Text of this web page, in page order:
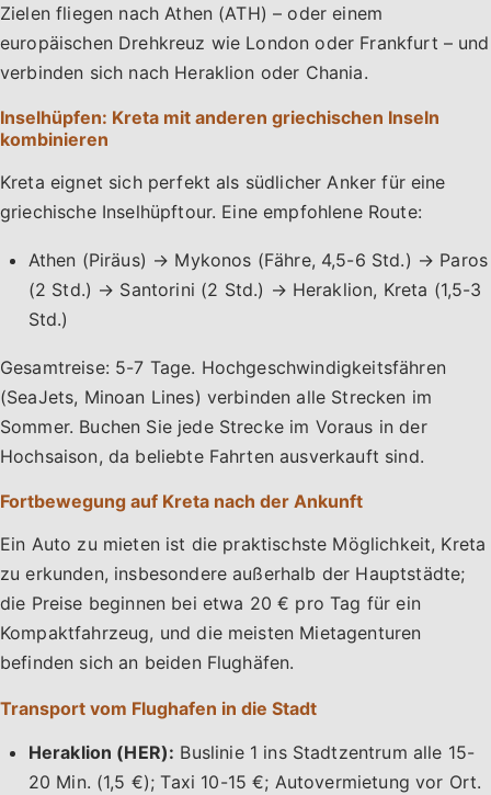
Zielen fliegen nach Athen (ATH) – oder einem
europäischen Drehkreuz wie London oder Frankfurt – und
verbinden sich nach Heraklion oder Chania.
Inselhüpfen: Kreta mit anderen griechischen Inseln
kombinieren
Kreta eignet sich perfekt als südlicher Anker für eine
griechische Inselhüpftour. Eine empfohlene Route:
Athen (Piräus) → Mykonos (Fähre, 4,5-6 Std.) → Paros
(2 Std.) → Santorini (2 Std.) → Heraklion, Kreta (1,5-3
Std.)
Gesamtreise: 5-7 Tage. Hochgeschwindigkeitsfähren
(SeaJets, Minoan Lines) verbinden alle Strecken im
Sommer. Buchen Sie jede Strecke im Voraus in der
Hochsaison, da beliebte Fahrten ausverkauft sind.
Fortbewegung auf Kreta nach der Ankunft
Ein Auto zu mieten ist die praktischste Möglichkeit, Kreta
zu erkunden, insbesondere außerhalb der Hauptstädte;
die Preise beginnen bei etwa 20 € pro Tag für ein
Kompaktfahrzeug, und die meisten Mietagenturen
befinden sich an beiden Flughäfen.
Transport vom Flughafen in die Stadt
Heraklion (HER): Buslinie 1 ins Stadtzentrum alle 15-
20 Min. (1,5 €); Taxi 10-15 €; Autovermietung vor Ort.